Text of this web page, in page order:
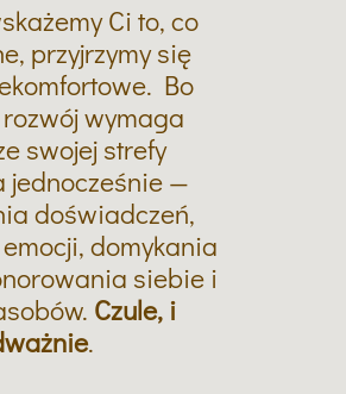
Ci to, co
przyjrzymy się
Bo
wymaga
swojej strefy
jednocześnie —
doświadczeń,
domykania
siebie i
Czule, i
.